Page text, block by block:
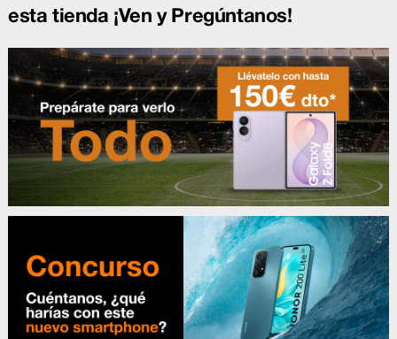
esta tienda ¡Ven y Pregúntanos!